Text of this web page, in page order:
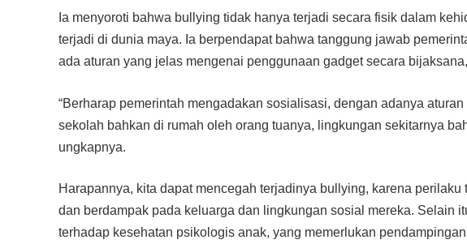
Ia menyoroti bahwa bullying tidak hanya terjadi secara fisik dalam
terjadi di dunia maya. Ia berpendapat bahwa tanggung jawab
ada aturan yang jelas mengenai penggunaan gadget secara
“Berharap pemerintah mengadakan sosialisasi, dengan adanya
sekolah bahkan di rumah oleh orang tuanya, lingkungan sekitarnya
ungkapnya.
Harapannya, kita dapat mencegah terjadinya bullying, karena
dan berdampak pada keluarga dan lingkungan sosial mereka. Selain
terhadap kesehatan psikologis anak, yang memerlukan